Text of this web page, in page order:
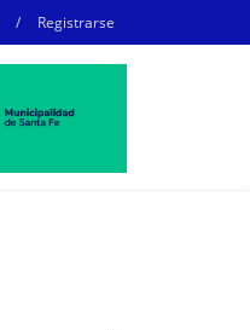
/ Registrarse